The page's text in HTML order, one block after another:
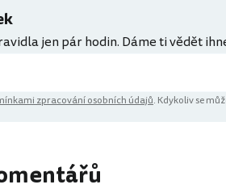
jen pár hodin. Dáme ti vědět
zpracování osobních údajů. Kdykoliv se